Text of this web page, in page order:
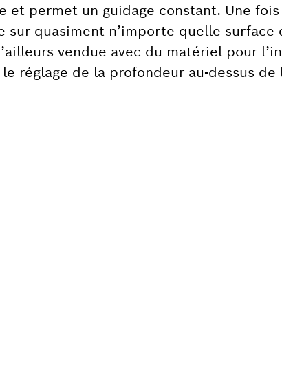
et permet un guidage constant. Une fois
sur quasiment n’importe quelle surface
vendue avec du matériel pour
réglage de la profondeur au-dessus de